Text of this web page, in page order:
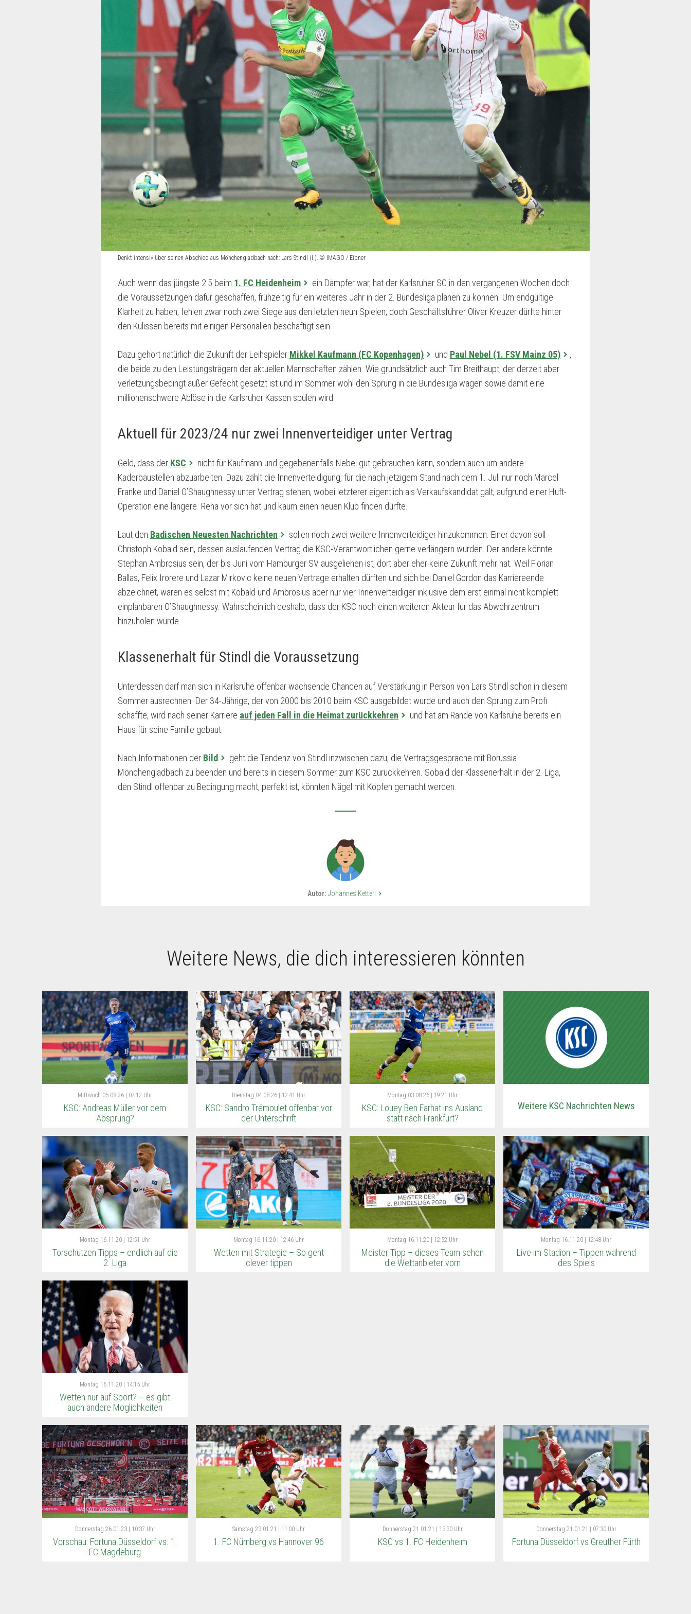
Denkt intensiv über seinen Abschied aus Mönchengladbach nach: Lars Stindl (l.). © IMAGO / Eibner
Auch wenn das jüngste 2:5 beim 1. FC Heidenheim
ein Dämpfer war, hat der Karlsruher SC in den vergangenen Wochen doch
die Voraussetzungen dafür geschaffen, frühzeitig für ein weiteres Jahr in der 2. Bundesliga planen zu können. Um endgültige
Klarheit zu haben, fehlen zwar noch zwei Siege aus den letzten neun Spielen, doch Geschäftsführer Oliver Kreuzer dürfte hinter
den Kulissen bereits mit einigen Personalien beschäftigt sein.
Dazu gehört natürlich die Zukunft der Leihspieler Mikkel Kaufmann (FC Kopenhagen) und Paul Nebel (1. FSV Mainz 05)
,
die beide zu den Leistungsträgern der aktuellen Mannschaften zählen. Wie grundsätzlich auch Tim Breithaupt, der derzeit aber
verletzungsbedingt außer Gefecht gesetzt ist und im Sommer wohl den Sprung in die Bundesliga wagen sowie damit eine
millionenschwere Ablöse in die Karlsruher Kassen spülen wird.
Aktuell für 2023/24 nur zwei Innenverteidiger unter Vertrag
Geld, dass der KSC
nicht für Kaufmann und gegebenenfalls Nebel gut gebrauchen kann, sondern auch um andere
Kaderbaustellen abzuarbeiten. Dazu zählt die Innenverteidigung, für die nach jetzigem Stand nach dem 1. Juli nur noch Marcel
Franke und Daniel O’Shaughnessy unter Vertrag stehen, wobei letzterer eigentlich als Verkaufskandidat galt, aufgrund einer Hüft-
Operation eine längere Reha vor sich hat und kaum einen neuen Klub finden dürfte.
Laut den Badischen Neuesten Nachrichten
sollen noch zwei weitere Innenverteidiger hinzukommen. Einer davon soll
Christoph Kobald sein, dessen auslaufenden Vertrag die KSC-Verantwortlichen gerne verlängern würden. Der andere könnte
Stephan Ambrosius sein, der bis Juni vom Hamburger SV ausgeliehen ist, dort aber eher keine Zukunft mehr hat. Weil Florian
Ballas, Felix Irorere und Lazar Mirkovic keine neuen Verträge erhalten dürften und sich bei Daniel Gordon das Karriereende
abzeichnet, wären es selbst mit Kobald und Ambrosius aber nur vier Innenverteidiger inklusive dem erst einmal nicht komplett
einplanbaren O’Shaughnessy. Wahrscheinlich deshalb, dass der KSC noch einen weiteren Akteur für das Abwehrzentrum
hinzuholen würde.
Klassenerhalt für Stindl die Voraussetzung
Unterdessen darf man sich in Karlsruhe offenbar wachsende Chancen auf Verstärkung in Person von Lars Stindl schon in diesem
Sommer ausrechnen. Der 34-Jährige, der von 2000 bis 2010 beim KSC ausgebildet wurde und auch den Sprung zum Profi
schaffte, wird nach seiner Karriere auf jeden Fall in die Heimat zurückkehren
und hat am Rande von Karlsruhe bereits ein
Haus für seine Familie gebaut.
Nach Informationen der Bild
geht die Tendenz von Stindl inzwischen dazu, die Vertragsgespräche mit Borussia
Mönchengladbach zu beenden und bereits in diesem Sommer zum KSC zurückkehren. Sobald der Klassenerhalt in der 2. Liga,
den Stindl offenbar zu Bedingung macht, perfekt ist, könnten Nägel mit Köpfen gemacht werden.
Autor: Johannes Ketterl keyboard_arrow_right
Weitere News, die dich interessieren könnten
Mittwoch 05.08.26 | 07:12 Uhr
KSC: Andreas Müller vor dem
Absprung?
Dienstag 04.08.26 | 12:41 Uhr
KSC: Sandro Trémoulet offenbar vor
der Unterschrift
Montag 03.08.26 | 19:21 Uhr
KSC: Louey Ben Farhat ins Ausland
statt nach Frankfurt?
Weitere KSC Nachrichten News
Montag 16.11.20 | 12:51 Uhr
Torschützen Tipps – endlich auf die
2. Liga
Montag 16.11.20 | 12:46 Uhr
Wetten mit Strategie – So geht
clever tippen
Montag 16.11.20 | 12:52 Uhr
Meister Tipp – dieses Team sehen
die Wettanbieter vorn
Montag 16.11.20 | 12:48 Uhr
Live im Stadion – Tippen während
des Spiels
Montag 16.11.20 | 14:15 Uhr
Wetten nur auf Sport? – es gibt
auch andere Möglichkeiten
Donnerstag 26.01.23 | 10:37 Uhr
Vorschau: Fortuna Düsseldorf vs. 1.
FC Magdeburg
Samstag 23.01.21 | 11:00 Uhr
1. FC Nürnberg vs Hannover 96
Donnerstag 21.01.21 | 13:30 Uhr
KSC vs 1. FC Heidenheim
Donnerstag 21.01.21 | 07:30 Uhr
Fortuna Düsseldorf vs Greuther Fürth